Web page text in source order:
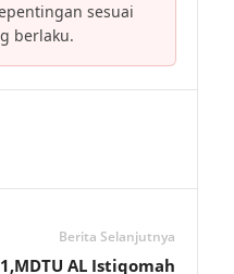
sesuai
berlaku.
Berita Selanjutnya
AL Istiqomah